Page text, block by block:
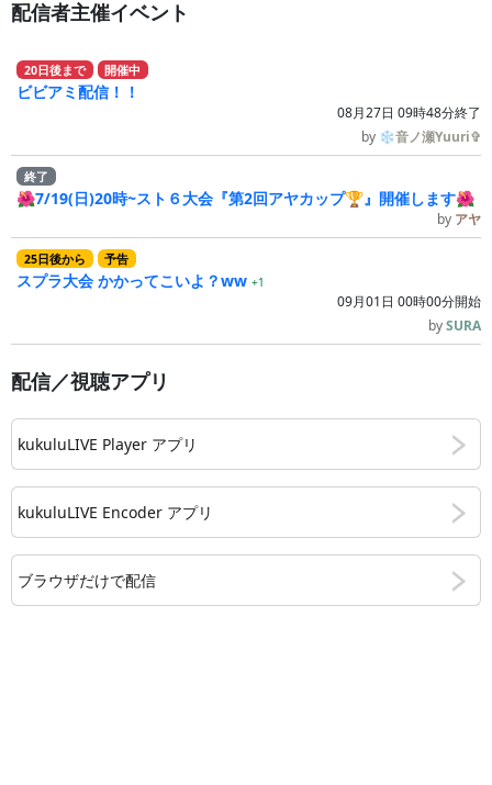
配信者主催イベント
20日後まで 開催中
ビビアミ配信！！
08月27日 09時48分終了
by ❄音ノ瀬Yuuri✞
終了
🌺7/19(日)20時~スト６大会『第2回アヤカップ🏆』開催します🌺
by アヤ
25日後から 予告
スプラ大会 かかってこいよ？ww +1
09月01日 00時00分開始
bySURA
配信／視聴アプリ
kukuluLIVE Player アプリ
kukuluLIVE Encoder アプリ
ブラウザだけで配信